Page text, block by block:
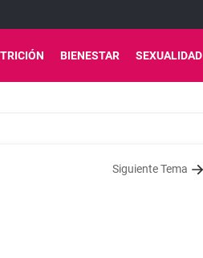
BIENESTAR SEXUALIDAD
Siguiente Tema